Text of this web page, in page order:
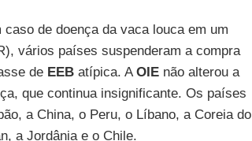
de doença da vaca louca em um
vários países suspenderam a compra
de EEBatípica. AOIEnão alterou a
que continua insignificante. Os países
a China, o Peru, o Líbano, a Coreia do
a Jordânia e o Chile.